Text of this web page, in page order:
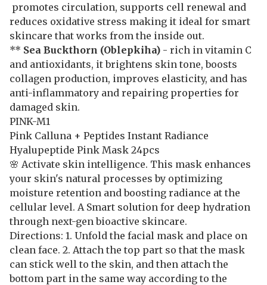
promotes circulation, supports cell renewal and
reduces oxidative stress making it ideal for smart
skincare that works from the inside out.
** Sea Buckthorn (Oblepkiha) - rich in vitamin C
and antioxidants, it brightens skin tone, boosts
collagen production, improves elasticity, and has
anti-inflammatory and repairing properties for
damaged skin.
PINK-M1
Pink Calluna + Peptides Instant Radiance
Hyalupeptide Pink Mask 24pcs
🌸 Activate skin intelligence. This mask enhances
your skin's natural processes by optimizing
moisture retention and boosting radiance at the
cellular level. A Smart solution for deep hydration
through next-gen bioactive skincare.
Directions: 1. Unfold the facial mask and place on
clean face. 2. Attach the top part so that the mask
can stick well to the skin, and then attach the
bottom part in the same way according to the